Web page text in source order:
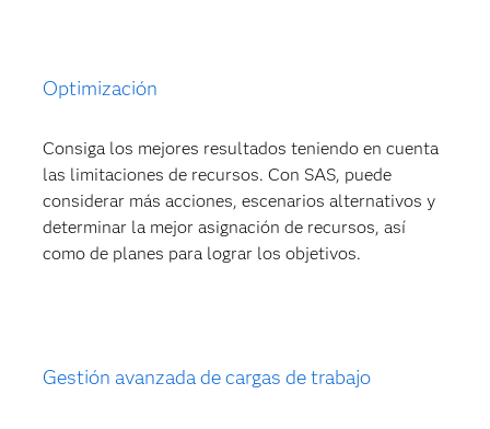
Optimización
Consiga los mejores resultados teniendo en cuenta
las limitaciones de recursos. Con SAS, puede
considerar más acciones, escenarios alternativos y
determinar la mejor asignación de recursos, así
como de planes para lograr los objetivos.
Gestión avanzada de cargas de trabajo